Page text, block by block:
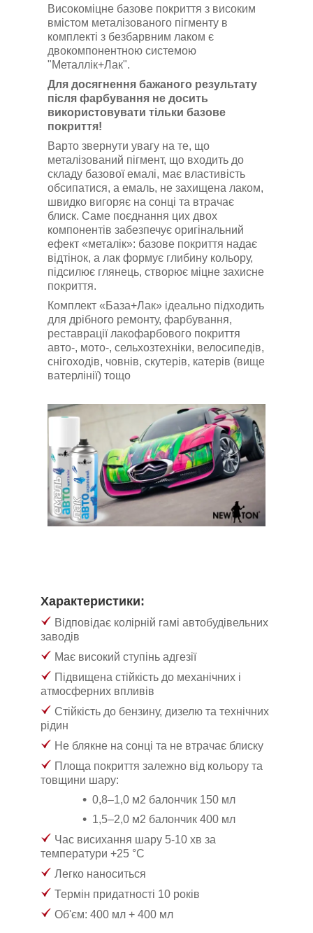
Високоміцне базове покриття з високим
вмістом металізованого пігменту в
комплекті з безбарвним лаком є
двокомпонентною системою
"Металлік+Лак".
Для досягнення бажаного результату
після фарбування не досить
використовувати тільки базове
покриття!
Варто звернути увагу на те, що
металізований пігмент, що входить до
складу базової емалі, має властивість
обсипатися, а емаль, не захищена лаком,
швидко вигоряє на сонці та втрачає
блиск. Саме поєднання цих двох
компонентів забезпечує оригінальний
ефект «металік»: базове покриття надає
відтінок, а лак формує глибину кольору,
підсилює глянець, створює міцне захисне
покриття.
Комплект «База+Лак» ідеально підходить
для дрібного ремонту, фарбування,
реставрації лакофарбового покриття
авто-, мото-, сельхозтехніки, велосипедів,
снігоходів, човнів, скутерів, катерів (вище
ватерлінії) тощо
Характеристики:
Відповідає колірній гамі автобудівельних
заводів
Має високий ступінь адгезії
Підвищена стійкість до механічних і
атмосферних впливів
Стійкість до бензину, дизелю та технічних
рідин
Не блякне на сонці та не втрачає блиску
Площа покриття залежно від кольору та
товщини шару:
0,8–1,0 м2 балончик 150 мл
1,5–2,0 м2 балончик 400 мл
Час висихання шару 5-10 хв за
температури +25 °C
Легко наноситься
Термін придатності 10 років
Об'єм: 400 мл + 400 мл